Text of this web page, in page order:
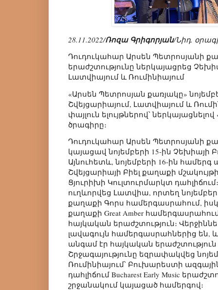
28.11.2022/Ռոզա Գրիգորյան/Նիդ.
Դուդուկահար Արսեն Պետրոսյանի
երաժշտությունը ներկայացրեց
Լատվիայում և Ռումինիայում
«Արսեն Պետրոսյան քառյակը»
Շվեյցարիայում, Լատվիայում և
փայլուն ելույթներով՝
ծրագիրը։
Դուդուկահար Արսեն Պետրոսյանի
կայացավ նոյեմբերի 15-ին Չեխիայի
Այնուհետև, նոյեմբերի 16-ին
Շվեյցարիայի Բիել քաղաքի
Ցյուրիխի Կուլտուրմարկտ
ուղևորվեց Լատվիա, որտեղ
քաղաքի Գորս համերգասրահում, իսկ
քաղաքի Great Amber
հայկական երաժշտություն։
լավագույն համերգասրահներից են,
անգամ էր հայկական երաժշտություն
Շրջագայությունը եզրափակվեց
Ռումինիայում՝ Բուխարեստի
դահլիճում Bucharest Early Music
շրջանակում կայացած համերգով։